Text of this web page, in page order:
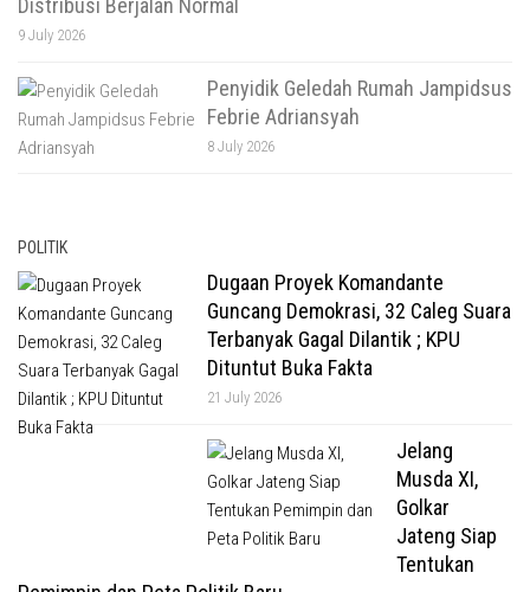
Distribusi Berjalan Normal
9 July 2026
Penyidik Geledah Rumah Jampidsus
Febrie Adriansyah
8 July 2026
POLITIK
Dugaan Proyek Komandante
Guncang Demokrasi, 32 Caleg Suara
Terbanyak Gagal Dilantik ; KPU
Dituntut Buka Fakta
21 July 2026
Jelang
Musda XI,
Golkar
Jateng Siap
Tentukan